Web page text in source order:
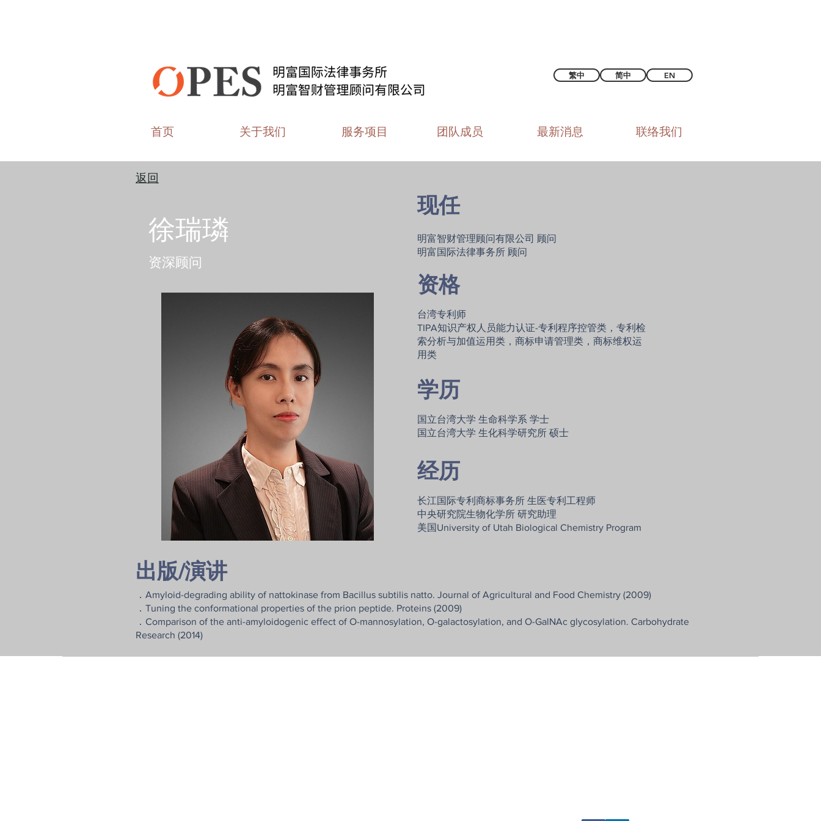
繁中 简中 EN
返回
徐瑞璘
资深顾问
首页 服务项目
关于我们 团队成员 最新消息 联络我们
现任
明富智财管理顾问有限公司 顾问
明富国际法律事务所 顾问
资格
台湾专利师
TIPA知识产权人员能力认证-专利程序控管类，专利检
索分析与加值运用类，商标申请管理类，商标维权运
用类
学历
国立台湾大学 生命科学系 学士
国立台湾大学 生化科学研究所 硕士
经历
长江国际专利商标事务所 生医专利工程师
中央研究院生物化学所 研究助理
美国University of Utah Biological Chemistry Program
出版/演讲
．Amyloid-degrading ability of nattokinase from Bacillus subtilis natto. Journal of Agricultural and Food Chemistry (2009)
．Tuning the conformational properties of the prion peptide. Proteins (2009)
．Comparison of the anti-amyloidogenic effect of O-mannosylation, O-galactosylation, and O-GalNAc glycosylation. Carbohydrate
Research (2014)